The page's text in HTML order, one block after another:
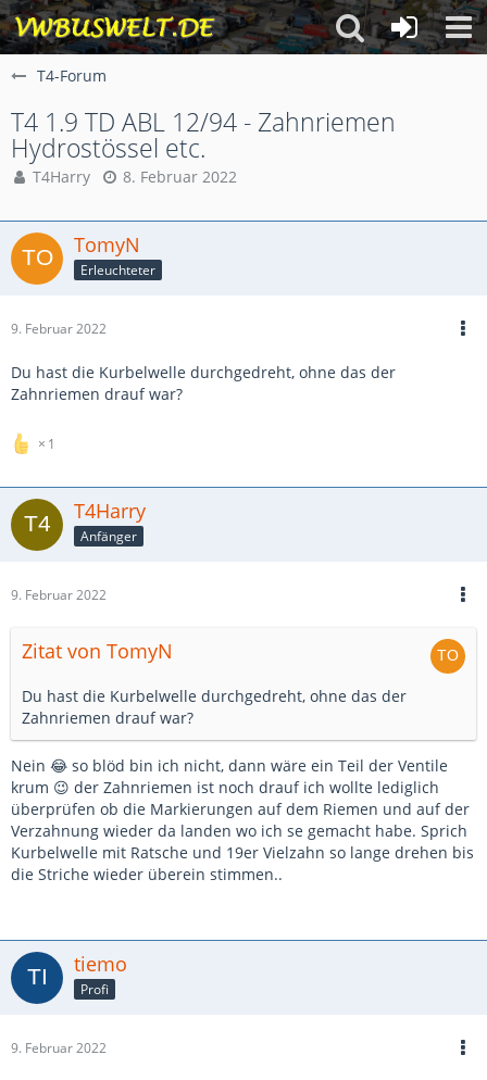
T4-Forum
T4 1.9 TD ABL 12/94 - Zahnriemen
Hydrostössel etc.
T4Harry 8. Februar 2022
TomyN
Erleuchteter
9. Februar 2022
Du hast die Kurbelwelle durchgedreht, ohne das der
Zahnriemen drauf war?
1
T4Harry
Anfänger
9. Februar 2022
Zitat von TomyN
Du hast die Kurbelwelle durchgedreht, ohne das der
Zahnriemen drauf war?
Nein 😂 so blöd bin ich nicht, dann wäre ein Teil der Ventile
krum 😉 der Zahnriemen ist noch drauf ich wollte lediglich
überprüfen ob die Markierungen auf dem Riemen und auf der
Verzahnung wieder da landen wo ich se gemacht habe. Sprich
Kurbelwelle mit Ratsche und 19er Vielzahn so lange drehen bis
die Striche wieder überein stimmen..
tiemo
Profi
9. Februar 2022